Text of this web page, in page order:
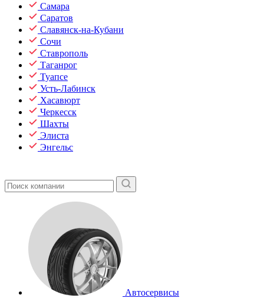
Самара
Саратов
Славянск-на-Кубани
Сочи
Ставрополь
Таганрог
Туапсе
Усть-Лабинск
Хасавюрт
Черкесск
Шахты
Элиста
Энгельс
Автосервисы